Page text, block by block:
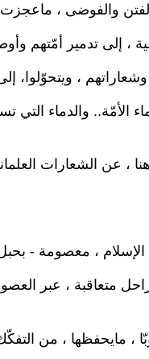
والفوضى ، ماعجزت
، إلى تدمير
، ويتحوّلوا،
الأمّة.. والدماء التي
، عن الشعارات
الإسلام ، معصومة -
متعاقبة ، عبر
، مايحفظها ، من التفكّك